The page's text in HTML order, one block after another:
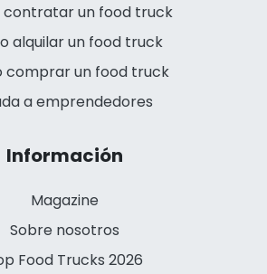
contratar un food truck
alquilar un food truck
comprar un food truck
a emprendedores
Información
Magazine
Sobre nosotros
Food Trucks 2026